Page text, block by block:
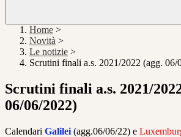
Home >
Novità >
Le notizie >
Scrutini finali a.s. 2021/2022 (agg. 06/
Scrutini finali a.s. 2021/
06/06/2022)
Calendari Galilei (agg.06/06/22) e